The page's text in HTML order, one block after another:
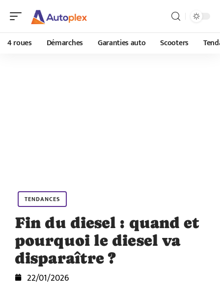
4 roues Démarches Garanties auto Scooters
TENDANCES
Fin du diesel : quand et
pourquoi le diesel va
disparaître ?
22/01/2026